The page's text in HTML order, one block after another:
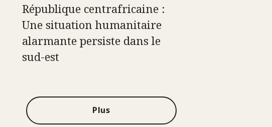
République centrafricaine :
Une situation humanitaire
alarmante persiste dans le
sud-est
Plus